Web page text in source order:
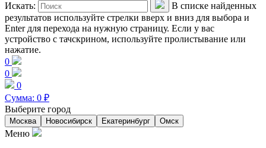
Искать:
В списке найденных
результатов используйте стрелки вверх и вниз для выбора и
Enter для перехода на нужную страницу. Если у вас
устройство с тачскрином, используйте пролистывание или
нажатие.
0
0
0
Сумма: 0 ₽
Выберите город
Москва Новосибирск Екатеринбург Омск
Меню